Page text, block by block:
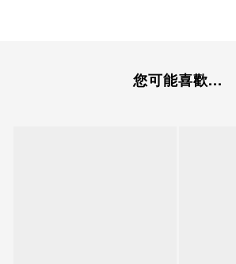
您可能喜歡...